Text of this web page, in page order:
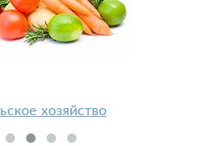
хозяйство